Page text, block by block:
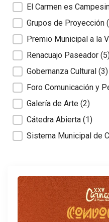
El Carmen es
Grupos de Proyección
Premio Municipal a la
Renacuajo Paseador
Gobernanza Cultural (3)
Foro Comunicación y
Galería de Arte (2)
Cátedra Abierta (1)
Sistema Municipal de